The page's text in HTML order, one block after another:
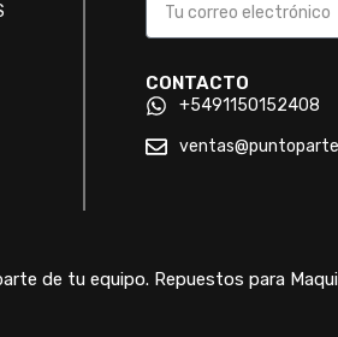
CONTACTO
+5491150152408
de tu equipo. Repuestos para